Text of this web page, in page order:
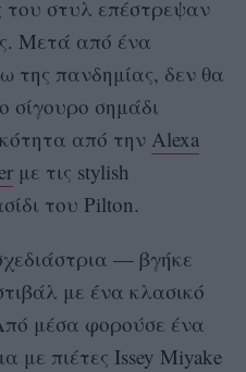
του στυλ επέστρεψαν
Μετά από ένα
της πανδημίας, δεν θα
σίγουρο σημάδι
από την Alexa
με τις stylish
του Pilton.
— βγήκε
με ένα κλασικό
μέσα φορούσε ένα
με πιέτες Issey Miyake